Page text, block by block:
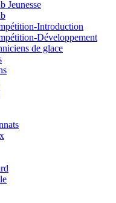
Jeunesse
Introduction
Développement
de glace